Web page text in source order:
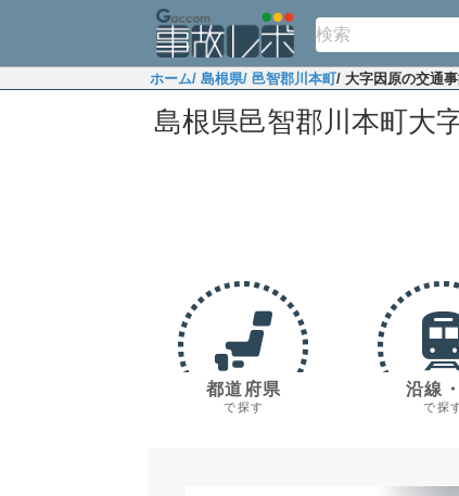
ホーム/ 島根県/ 邑智郡川本町/ 大字因原の交通
島根県邑智郡川本町大
都道府県
で探す
沿線
で探